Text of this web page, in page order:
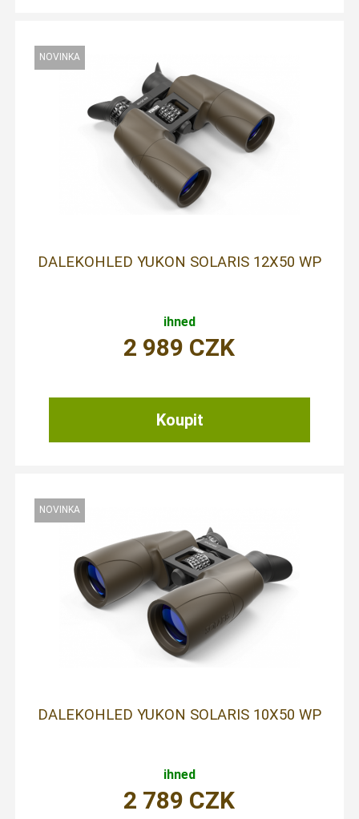
DALEKOHLED YUKON SOLARIS 12X50 WP
ihned
2 989 CZK
DALEKOHLED YUKON SOLARIS 10X50 WP
ihned
2 789 CZK